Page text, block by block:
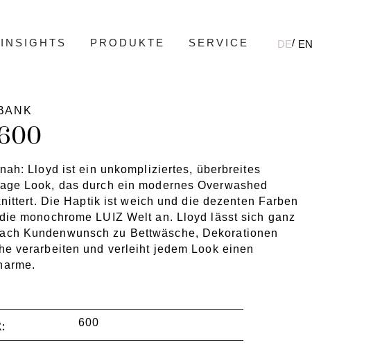
INSIGHTS PRODUKTE SERVICE DE EN
Lloyd ist ein unkompliziertes, überbreites
Look, das durch ein modernes Overwashed
Die Haptik ist weich und die dezenten Farben
monochrome LUIZ Welt an. Lloyd lässt sich ganz
Kundenwunsch zu Bettwäsche, Dekorationen
verarbeiten und verleiht jedem Look einen
600